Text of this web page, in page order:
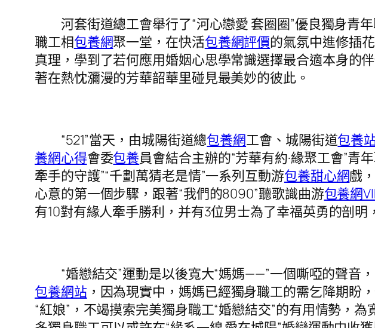
河套街道總工會舉行了“河心戀愛 套圈圈”優良獨身青
職工相包養網聚一堂，在快活包養網評價的氣氛中進修插
真理，學到了若何應用婚姻心思學常識選擇最合適本身的
著在熱忱瀰漫的芳華韶華里碰見最美妙的彼此。
“521”當天，由城陽街道總包養網工會、城陽街道包養
養網心得會委包養員會結合主辦的“芳華有約·緣聚工會”青
牽手的守護”“千劃萬猜老是情”一系列互動游包養甜心網戲
心意的第一個步驟，跟著“我們的8090”聽歌識曲游包養網
有10對有緣人牽手勝利，并有3位男士為了幸福英勇的剖明
“婚戀結交”運動是以後寬大“媽媽——”一個嘶啞的聲音
包養網站，因為現實中，媽媽已經獨身職工的需乞降期盼
“紅娘”，不竭摸索完美獨身職工“婚戀結交”的有用情勢，